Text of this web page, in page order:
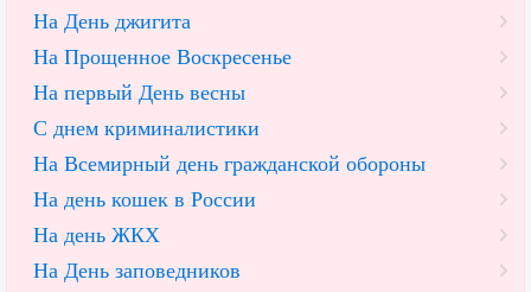
На День джигита
На Прощенное Воскресенье
На первый День весны
С днем криминалистики
На Всемирный день гражданской обороны
На день кошек в России
На день ЖКХ
На День заповедников